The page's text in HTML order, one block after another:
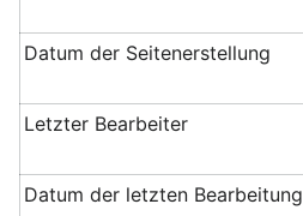
Datum der Seitenerstellung
Letzter Bearbeiter
Datum der letzten Bearbeitung